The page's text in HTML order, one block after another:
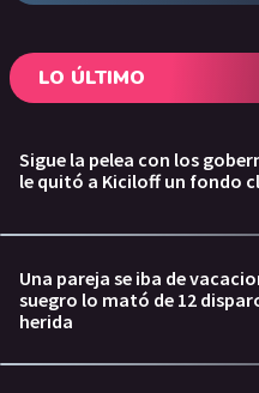
LO ÚLTIMO
Sigue la pelea con los
le quitó a Kiciloff un fondo
Una pareja se iba de
suegro lo mató de 12
herida